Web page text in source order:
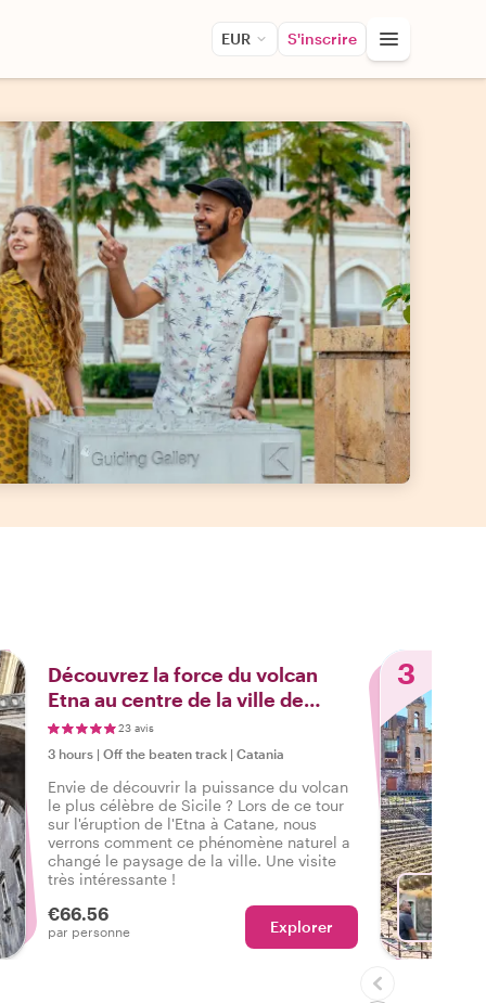
EUR S'inscrire
Découvrez la force du volcan
Etna au centre de la ville de
Catane 23 avis
3 hours | Off the beaten track | Catania
Envie de découvrir la puissance du volcan
le plus célèbre de Sicile ? Lors de ce tour
sur l'éruption de l'Etna à Catane, nous
verrons comment ce phénomène naturel a
changé le paysage de la ville. Une visite
très intéressante !
€66.56
par personne Explorer
3